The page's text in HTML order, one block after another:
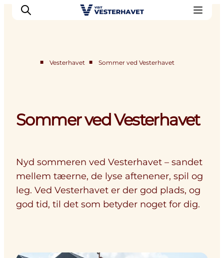
Vores Byer
Mad & Overnatning
Planlæg din ferie
■ Vesterhavet ■ Sommer ved Vesterhavet
Sommer ved Vesterhavet
Nyd sommeren ved Vesterhavet – sandet
mellem tæerne, de lyse aftenener, spil og
leg. Ved Vesterhavet er der god plads, og
god tid, til det som betyder noget for dig.